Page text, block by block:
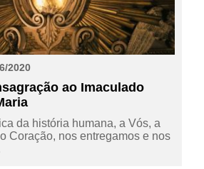
2020
ao Imaculado
da história humana, a Vós, a
Coração, nos entregamos e nos